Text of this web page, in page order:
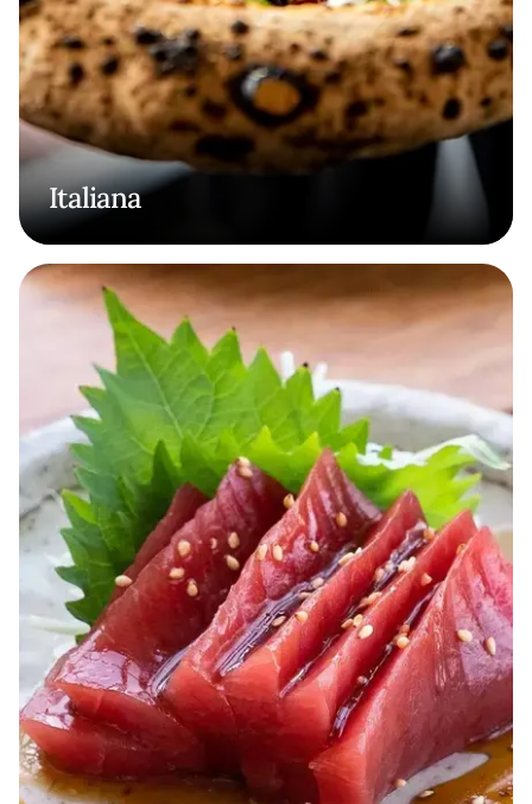
Italiana